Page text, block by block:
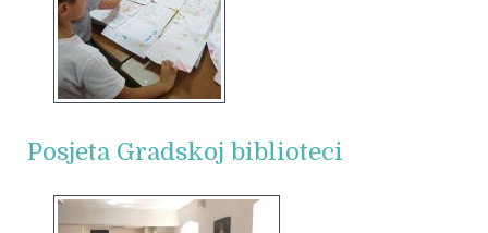
Posjeta Gradskoj biblioteci